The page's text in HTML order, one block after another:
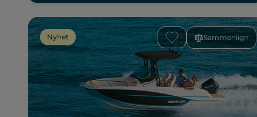
Sammenlign
Nyhet